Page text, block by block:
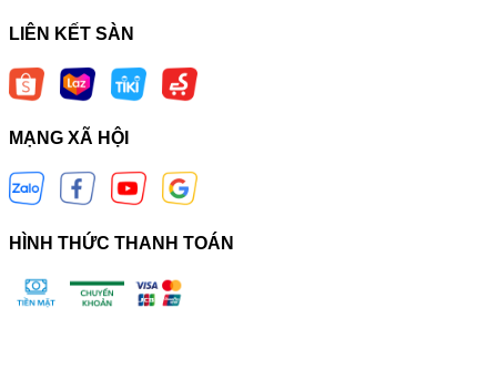
LIÊN KẾT SÀN
MẠNG XÃ HỘI
HÌNH THỨC THANH TOÁN